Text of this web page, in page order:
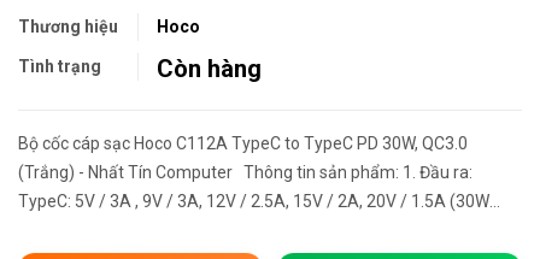
Thương hiệu Hoco
Tình trạng Còn hàng
Bộ cốc cáp sạc Hoco C112A TypeC to TypeC PD 30W, QC3.0
(Trắng) - Nhất Tín Computer Thông tin sản phẩm: 1. Đầu ra:
TypeC: 5V / 3A , 9V / 3A, 12V / 2.5A, 15V / 2A, 20V / 1.5A (30W